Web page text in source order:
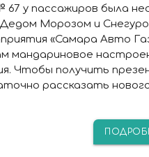
у пассажиров была
Морозом и
«Самара Авто
мандариновое
Чтобы получить
рассказать